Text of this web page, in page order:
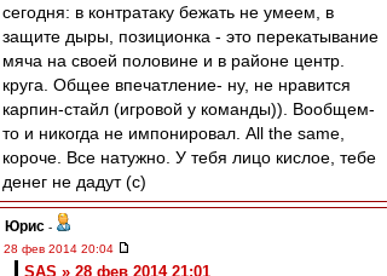
сегодня: в контратаку бежать не умеем, в
защите дыры, позиционка - это перекатывание
мяча на своей половине и в районе центр.
круга. Общее впечатление- ну, не нравится
карпин-стайл (игровой у команды)). Вообщем-
то и никогда не импонировал. All the same,
короче. Все натужно. У тебя лицо кислое, тебе
денег не дадут (с)
Юрис -
28 фев 2014 20:04
SAS » 28 фев 2014 21:01